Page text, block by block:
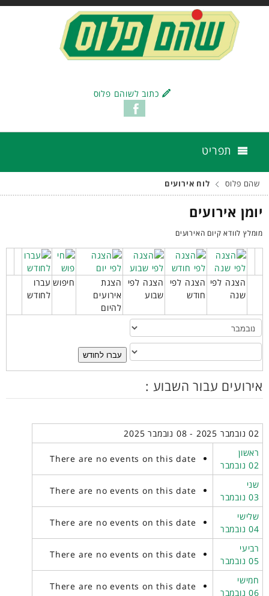
כתוב לשוהם פלוס
תפריט
שהם פלוס לוח אירועים
יומן אירועים
מומלץ לוודא קיום האירועים
הצגה לפי
שנה
הצגה לפי
חודש
הצגה לפי
שבוע
הצגת
אירועים
להיום
חיפוש עברו
לחודש
עברו לחודש
אירועים עבור השבוע :
02 נובמבר 2025 - 08 נובמבר 2025
ראשון
02 נובמבר
There are no events on this date
שני
03 נובמבר
There are no events on this date
שלישי
04 נובמבר
There are no events on this date
רביעי
05 נובמבר
There are no events on this date
חמישי
06 נובמבר
There are no events on this date